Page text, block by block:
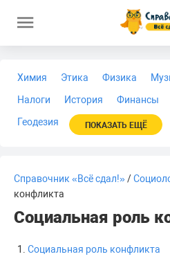
Химия Этика Физика
Налоги
История Финансы
Геодезия
ПОКАЗАТЬ ЕЩЁ
Справочник «Всё сдал!»/
конфликта
Социальная роль
Социальная роль конфликта